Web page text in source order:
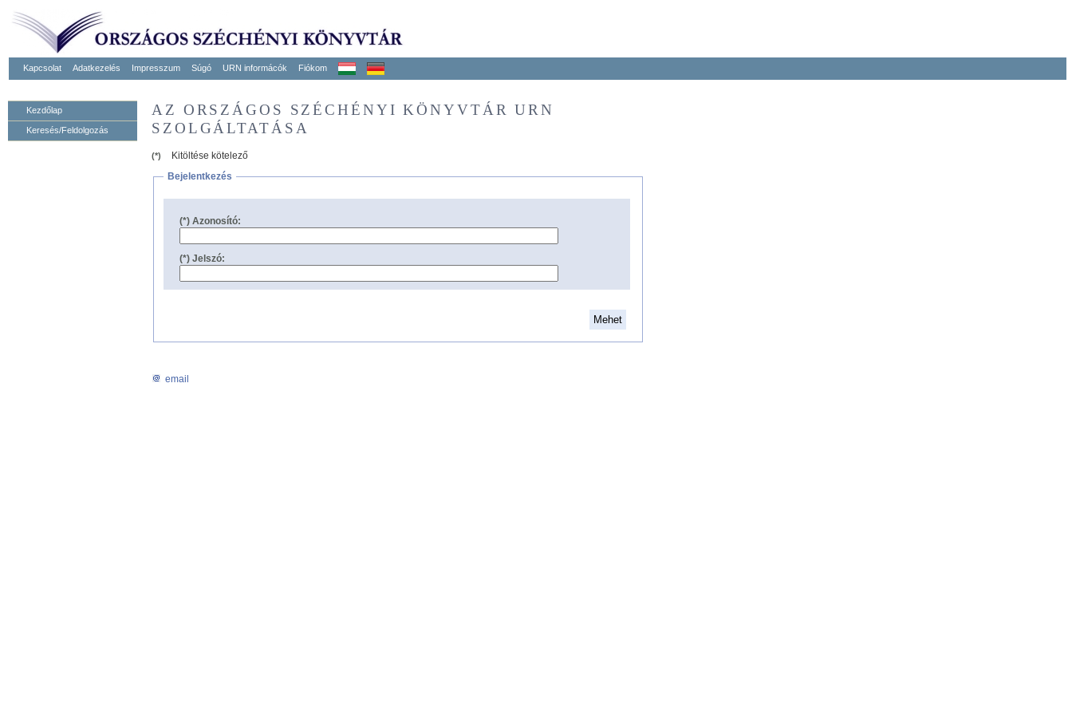
Kapcsolat Adatkezelés Impresszum Súgó URN informácók Fiókom
Kezdőlap
Keresés/Feldolgozás
AZ ORSZÁGOS SZÉCHÉNYI KÖNYVTÁR URN
SZOLGÁLTATÁSA
(*)
Kitöltése kötelező
Bejelentkezés
(*) Azonosító:
(*) Jelszó:
email